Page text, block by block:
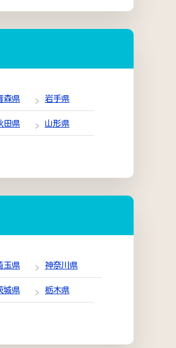
森県 岩手県
田県 山形県
玉県 神奈川県
城県 栃木県